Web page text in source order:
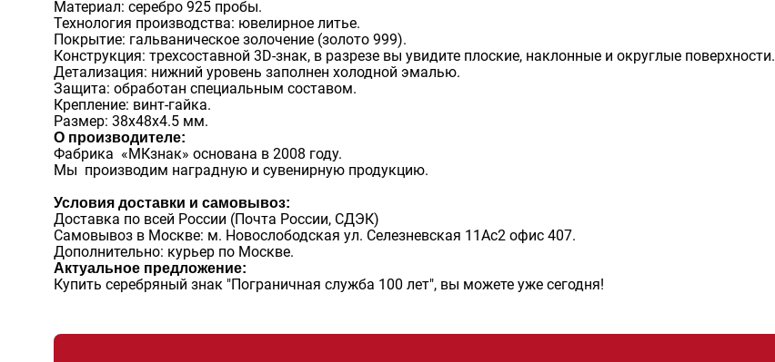
Материал: серебро 925 пробы.
Технология производства: ювелирное литье.
Покрытие: гальваническое золочение (золото 999).
Конструкция: трехсоставной 3D-знак, в разрезе вы увидите плоские, наклонные и округлые поверхности.
Детализация: нижний уровень заполнен холодной эмалью.
Защита: обработан специальным составом.
Крепление: винт-гайка.
Размер: 38х48х4.5 мм.
О производителе:
Фабрика «МКзнак» основана в 2008 году.
Мы производим наградную и сувенирную продукцию.
Условия доставки и самовывоз:
Доставка по всей России (Почта России, СДЭК)
Самовывоз в Москве: м. Новослободская ул. Селезневская 11Ас2 офис 407.
Дополнительно: курьер по Москве.
Актуальное предложение:
Купить серебряный знак "Пограничная служба 100 лет", вы можете уже сегодня!